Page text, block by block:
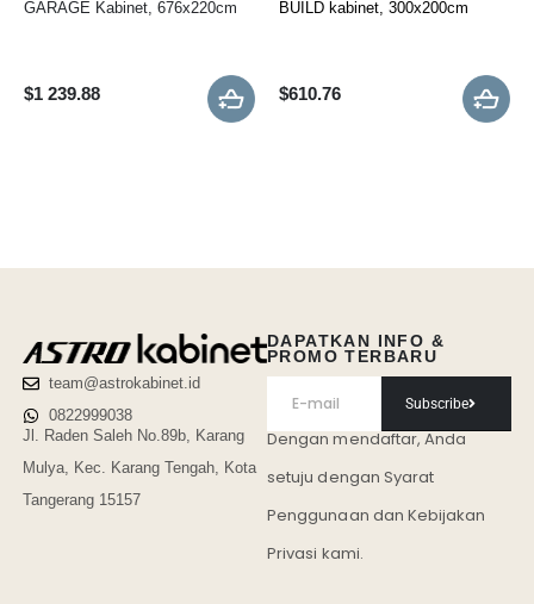
GARAGE Kabinet, 676x220cm
$1 239.88
BUILD kabinet, 300x200cm
$610.76
team@astrokabinet.id
0822999038
Jl. Raden Saleh No.89b, Karang
Mulya, Kec. Karang Tengah, Kota
Tangerang 15157
DAPATKAN INFO &
PROMO TERBARU
Subscribe
Dengan mendaftar, Anda
setuju dengan Syarat
Penggunaan dan Kebijakan
Privasi kami.